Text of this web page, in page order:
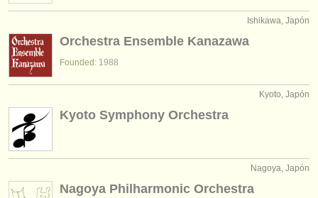
noticias sobre música clásica
editor:
find out about our
ATSfaq
iniciar sesión
Ishikawa, Japón
Orchestra Ensemble Kanazawa
Founded: 1988
Kyoto, Japón
Kyoto Symphony Orchestra
Nagoya, Japón
Nagoya Philharmonic Orchestra